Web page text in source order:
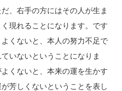
、右手の方にはその人が生ま
現れることになります。です
くないと、本人の努力不足で
いないということになりま
くないと、本来の運を生かす
芳しくないということを表し